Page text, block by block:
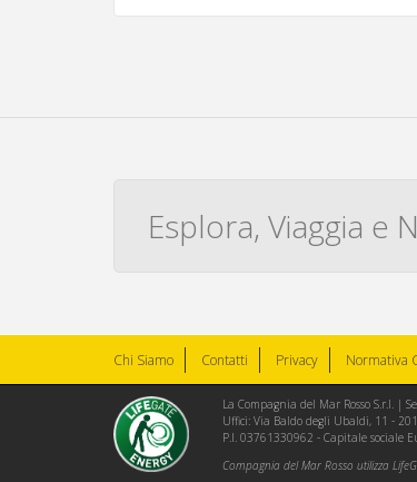
Esplora, Viaggia e
Chi Siamo Contatti Privacy Normativa
La Compagnia del Mar Rosso S.r.l. |
Uffici: Via Baldo degli Ubaldi, 11 -
P.I. 03761330962 - Capitale sociale
Compagnia del Mar Rosso utilizza